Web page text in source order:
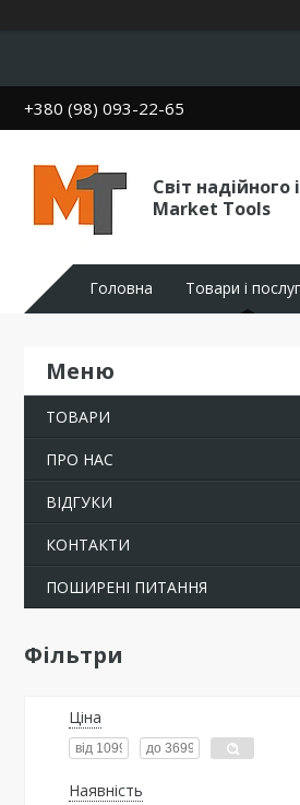
+380 (98) 093-22-65
Світ надійного
Market Tools
Головна Товари і
ТОВАРИ
ПРО НАС
ВІДГУКИ
КОНТАКТИ
ПОШИРЕНІ ПИТАННЯ
Фільтри
Ціна
Наявність